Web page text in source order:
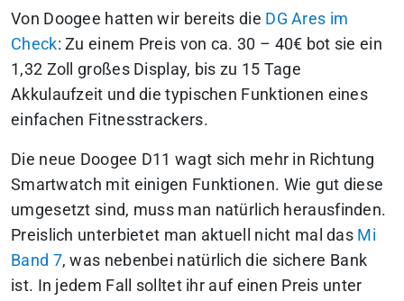
Von Doogee hatten wir bereits die DG Ares im
Check: Zu einem Preis von ca. 30 – 40€ bot sie ein
1,32 Zoll großes Display, bis zu 15 Tage
Akkulaufzeit und die typischen Funktionen eines
einfachen Fitnesstrackers.
Die neue Doogee D11 wagt sich mehr in Richtung
Smartwatch mit einigen Funktionen. Wie gut diese
umgesetzt sind, muss man natürlich herausfinden.
Preislich unterbietet man aktuell nicht mal das Mi
Band 7, was nebenbei natürlich die sichere Bank
ist. In jedem Fall solltet ihr auf einen Preis unter